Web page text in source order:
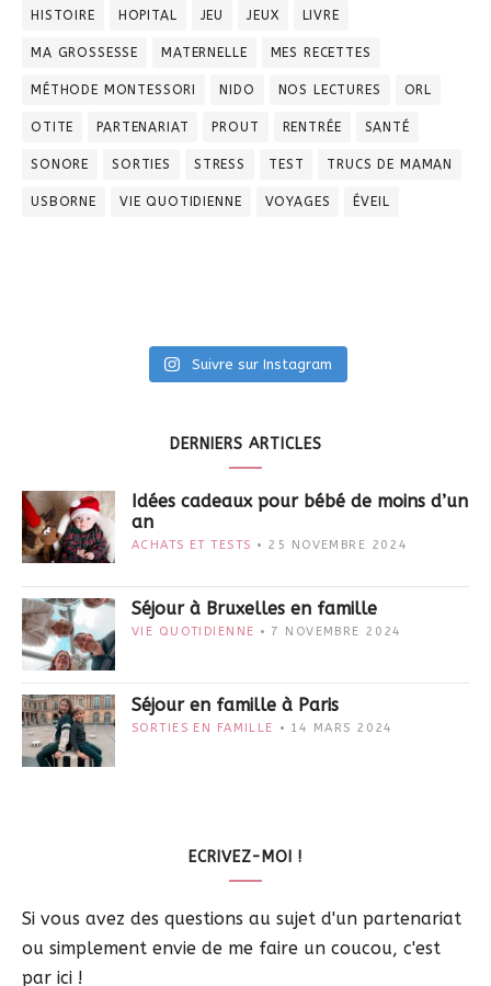
HISTOIRE HOPITAL JEU JEUX LIVRE
MA GROSSESSE MATERNELLE MES RECETTES
MÉTHODE MONTESSORI NIDO NOS LECTURES ORL
OTITE PARTENARIAT PROUT RENTRÉE SANTÉ
SONORE SORTIES STRESS TEST TRUCS DE MAMAN
USBORNE VIE QUOTIDIENNE VOYAGES ÉVEIL
Suivre sur Instagram
DERNIERS ARTICLES
Idées cadeaux pour bébé de moins d’un
an
ACHATS ET TESTS 25 NOVEMBRE 2024
Séjour à Bruxelles en famille
VIE QUOTIDIENNE 7 NOVEMBRE 2024
Séjour en famille à Paris
SORTIES EN FAMILLE 14 MARS 2024
ECRIVEZ-MOI !
Si vous avez des questions au sujet d'un partenariat
ou simplement envie de me faire un coucou, c'est
par ici !